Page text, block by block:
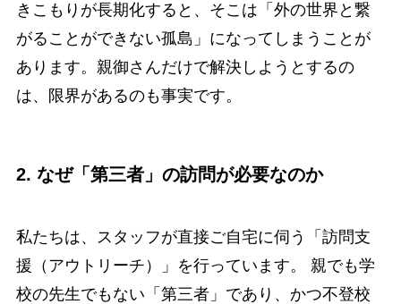
きこもりが長期化すると、そこは「外の世界と繋
がることができない孤島」になってしまうことが
あります。親御さんだけで解決しようとするの
は、限界があるのも事実です。
2. なぜ「第三者」の訪問が必要なのか
私たちは、スタッフが直接ご自宅に伺う「訪問支
援（アウトリーチ）」を行っています。 親でも学
校の先生でもない「第三者」であり、かつ不登校